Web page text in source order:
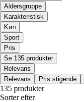
Aldersgruppe
Karakteristisk
Køn
Sport
Pris
Se 135 produkter
Relevans
Relevans
Pris stigende
135 produkter
Sorter efter